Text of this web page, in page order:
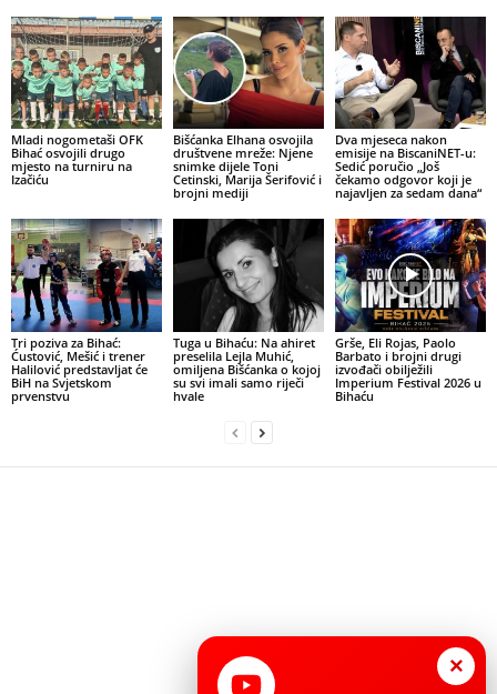
Mladi nogometaši OFK
Bihać osvojili drugo
mjesto na turniru na
Izačiću
Bišćanka Elhana osvojila
društvene mreže: Njene
snimke dijele Toni
Cetinski, Marija Šerifović i
brojni mediji
Dva mjeseca nakon
emisije na BiscaniNET-u:
Sedić poručio „Još
čekamo odgovor koji je
najavljen za sedam dana“
Tri poziva za Bihać:
Ćustović, Mešić i trener
Halilović predstavljat će
BiH na Svjetskom
prvenstvu
Tuga u Bihaću: Na ahiret
preselila Lejla Muhić,
omiljena Bišćanka o kojoj
su svi imali samo riječi
hvale
Grše, Eli Rojas, Paolo
Barbato i brojni drugi
izvođači obilježili
Imperium Festival 2026 u
Bihaću
×